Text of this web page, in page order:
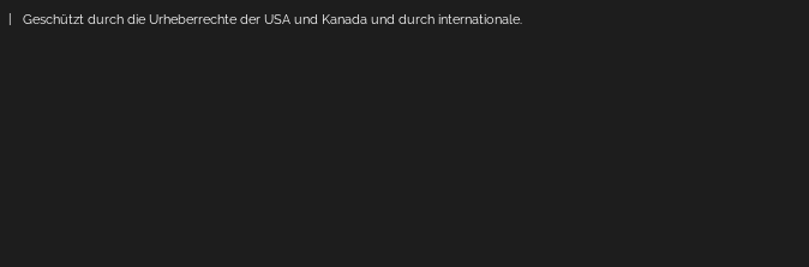
durch die Urheberrechte der USA und Kanada und durch internationale.